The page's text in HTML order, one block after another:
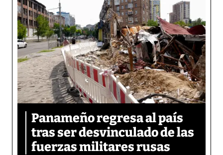
Panameño regresa al país
tras ser desvinculado de las
fuerzas militares rusas